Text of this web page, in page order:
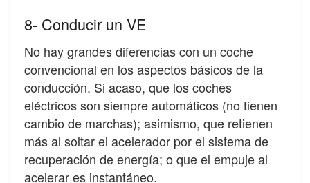
8- Conducir un VE
No hay grandes diferencias con un coche
convencional en los aspectos básicos de la
conducción. Si acaso, que los coches
eléctricos son siempre automáticos (no tienen
cambio de marchas); asimismo, que retienen
más al soltar el acelerador por el sistema de
recuperación de energía; o que el empuje al
acelerar es instantáneo.